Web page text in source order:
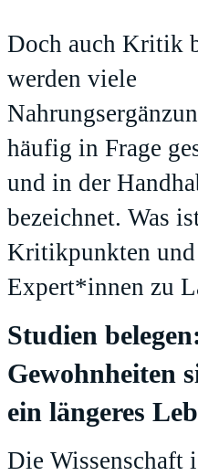
Doch auch Kritik
werden viele
häufig in Frage
und in der
bezeichnet. Was
Kritikpunkten und
Expert*innen zu
Studien
Gewohnheiten
ein längeres
Die Wissenschaft